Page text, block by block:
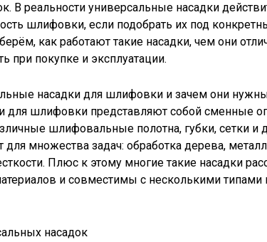
В реальности универсальные насадки
шлифовки, если подобрать их под
как работают такие насадки, чем они
при покупке и эксплуатации.
насадки для шлифовки и зачем они
для шлифовки представляют собой сменные
шлифовальные полотна, губки, сетки и
множества задач: обработка дерева,
Плюс к этому многие такие насадки
и совместимы с несколькими типами
насадок